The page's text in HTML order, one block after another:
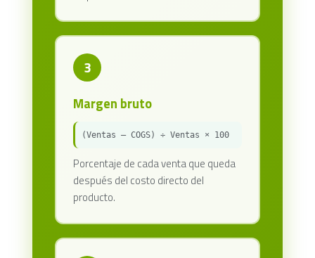
3
Margen bruto
(Ventas – COGS) ÷ Ventas × 100
Porcentaje de cada venta que queda
después del costo directo del
producto.